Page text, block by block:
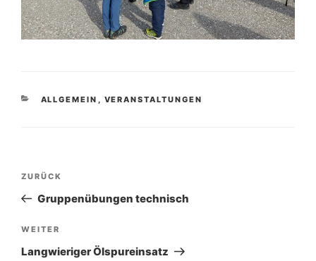
KATEGORIEN
ALLGEMEIN VERANSTALTUNGEN
Beitragsnavigation
Vorheriger
Beitrag
ZURÜCK
Gruppenübungen technisch
Nächster
Beitrag
WEITER
Langwieriger Ölspureinsatz